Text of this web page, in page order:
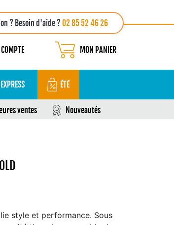
? Besoin d'aide ?02 85 52 46 26
MON PANIER
ÉTÉ
ventes Nouveautés
style et performance. Sous